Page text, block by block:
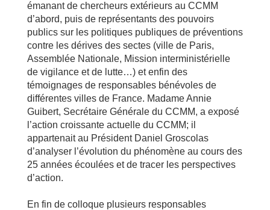
émanant de chercheurs extérieurs au CCMM
d’abord, puis de représentants des pouvoirs
publics sur les politiques publiques de préventions
contre les dérives des sectes (ville de Paris,
Assemblée Nationale, Mission interministérielle
de vigilance et de lutte…) et enfin des
témoignages de responsables bénévoles de
différentes villes de France. Madame Annie
Guibert, Secrétaire Générale du CCMM, a exposé
l’action croissante actuelle du CCMM; il
appartenait au Président Daniel Groscolas
d’analyser l’évolution du phénomène au cours des
25 années écoulées et de tracer les perspectives
d’action.
En fin de colloque plusieurs responsables